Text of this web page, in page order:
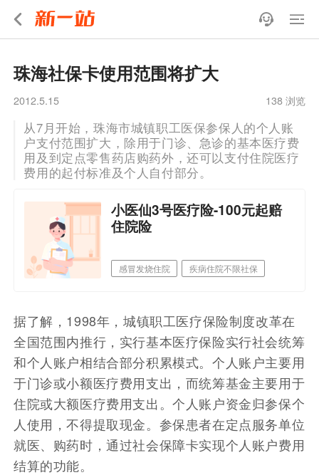
珠海社保卡使用范围将扩大
2012.5.15 138 浏览
从7月开始，珠海市城镇职工医保参保人的个人账
户支付范围扩大，除用于门诊、急诊的基本医疗费
用及到定点零售药店购药外，还可以支付住院医疗
费用的起付标准及个人自付部分。
小医仙3号医疗险-100元起赔
住院险
感冒发烧住院
疾病住院不限社保
据了解，1998年，城镇职工医疗保险制度改革在
全国范围内推行，实行基本医疗保险实行社会统筹
和个人账户相结合部分积累模式。个人账户主要用
于门诊或小额医疗费用支出，而统筹基金主要用于
住院或大额医疗费用支出。个人账户资金归参保个
人使用，不得提取现金。参保患者在定点服务单位
就医、购药时，通过社会保障卡实现个人账户费用
结算的功能。